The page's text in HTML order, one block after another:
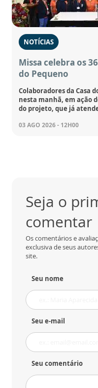
NOTÍCIAS
Missa celebra os
do Pequeno
Colaboradores da Casa
nesta manhã, em ação
do projeto, que já
03 AGO 2026 - 12H00
Seja o
comentar
Os comentários e
exclusiva de seus
site.
Seu nome
Seu e-mail
Seu comentário